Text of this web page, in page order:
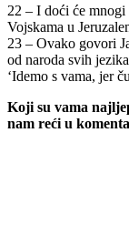
22 – I doći će
Vojskama u
23 – Ovako govori
od naroda svih
‘Idemo s vama, jer
Koji su vama
nam reći u